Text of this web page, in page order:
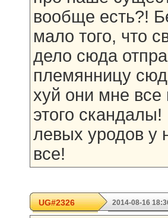
вообще есть?!
мало того, что
дело сюда
племянницу
хуй они мне
этого скандалы!
левых уродов у
все!
UG#2326 2014-08-16